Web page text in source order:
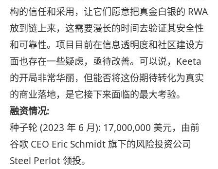
构的信任和采用，让它们愿意把真金白银的 RWA
放到链上来，这需要漫长的时间去验证其安全性
和可靠性。项目目前在信息透明度和社区建设方
面也存在一些疑虑，亟待改善。可以说，Keeta
的开局非常华丽，但能否将这份期待转化为真实
的商业落地，是它接下来面临的最大考验。
融资情况:
种子轮 (2023 年 6 月): 17,000,000 美元，由前
谷歌 CEO Eric Schmidt 旗下的风险投资公司
Steel Perlot 领投。